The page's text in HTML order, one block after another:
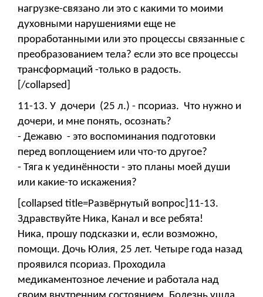
нагрузке-связано ли это с какими то моими
духовными нарушениями еще не
проработанными или это процессы связанные с
преобразованием тела? если это все процессы
трансформаций -только в радость.
[/collapsed]
11-13. У дочери (25 л.) - псориаз. Что нужно и
дочери, и мне понять, осознать?
- Дежавю - это воспоминания подготовки
перед воплощением или что-то другое?
- Тяга к уединённости - это планы моей души
или какие-то искажения?
[collapsed title=Развёрнутый вопрос]11-13.
Здравствуйте Ника, Канал и все ребята!
Ника, прошу подсказки и, если возможно,
помощи. Дочь Юлия, 25 лет. Четыре года назад
проявился псориаз. Проходила
медикаментозное лечение и работала над